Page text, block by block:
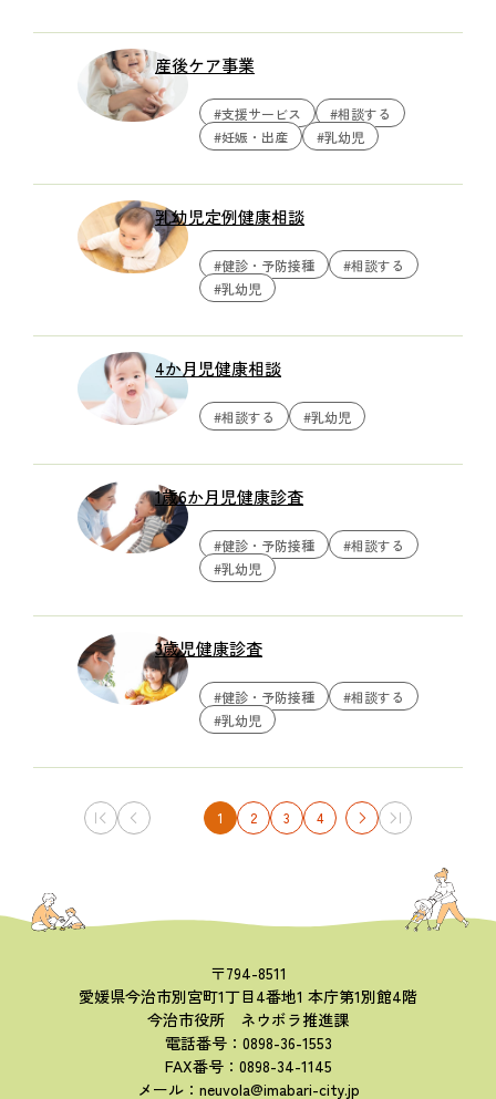
産後ケア事業
#支援サービス
#相談する
#妊娠・出産
#乳幼児
乳幼児定例健康相談
#健診・予防接種
#相談する
#乳幼児
4か月児健康相談
#相談する #乳幼児
1歳6か月児健康診査
#健診・予防接種
#相談する
#乳幼児
3歳児健康診査
#健診・予防接種
#相談する
#乳幼児
1 2 3 4
〒794-8511
愛媛県今治市別宮町1丁目4番地1 本庁第1別館4階
今治市役所 ネウボラ推進課
電話番号：0898-36-1553
FAX番号：0898-34-1145
メール：neuvola@imabari-city.jp